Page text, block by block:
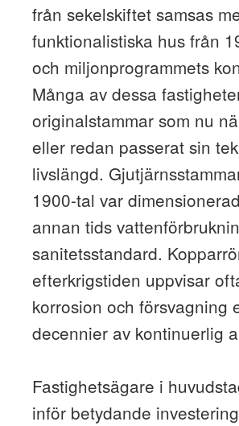
från sekelskiftet samsas
funktionalistiska hus från
och miljonprogrammets
Många av dessa
originalstammar som nu
eller redan passerat sin
livslängd.
1900-tal var
annan tids
sanitetsstandard.
efterkrigstiden uppvisar
korrosion och försvagning
decennier av kontinuerlig
Fastighetsägare i
inför betydande